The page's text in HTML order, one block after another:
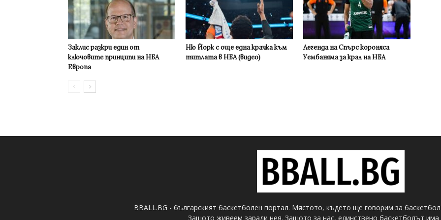
Заклис разкри един от
ключовите принципи на НБА
Европа
Ню Йорк с още една крачка към
титлата в НБА (видео)
Легенда на Спърс короняса
Уембаняма за крал на НБА
BBALL.BG - българският баскетболен портал. Мястото, където ще говорим за
Защото живеем заради нея. Защото за нас, единствено баскетболът има